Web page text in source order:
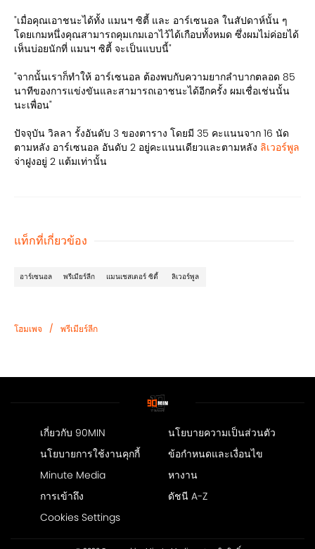
"เมื่อคุณเอาชนะได้ทั้ง แมนฯ ซิตี้ และ อาร์เซนอล ในสัปดาห์นั้น ๆ
โดยเกมหนึ่งคุณสามารถคุมเกมเอาไว้ได้เกือบทั้งหมด ซึ่งผมไม่ค่อยได้
เห็นบ่อยนักที่ แมนฯ ซิตี้ จะเป็นแบบนี้"
"จากนั้นเราก็ทำให้ อาร์เซนอล ต้องพบกับความยากลำบากตลอด 85
นาทีของการแข่งขันและสามารถเอาชนะได้อีกครั้ง ผมเชื่อเช่นนั้น
นะเพื่อน"
ปัจจุบัน วิลลา รั้งอันดับ 3 ของตาราง โดยมี 35 คะแนนจาก 16 นัด
ตามหลัง อาร์เซนอล อันดับ 2 อยู่คะแนนเดียวและตามหลัง ลิเวอร์พูล
จ่าฝูงอยู่ 2 แต้มเท่านั้น
แท็กที่เกี่ยวข้อง
อาร์เซนอล พรีเมียร์ลีก แมนเชสเตอร์ ซิตี้ ลิเวอร์พูล
โฮมเพจ / พรีเมียร์ลีก
เกี่ยวกับ 90MIN
นโยบายความเป็นส่วนตัว
นโยบายการใช้งานคุกกี้
ข้อกำหนดและเงื่อนไข
Minute Media
หางาน
การเข้าถึง
ดัชนี A-Z
Cookies Settings